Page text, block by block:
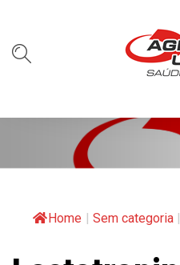
Home | Sem categoria |